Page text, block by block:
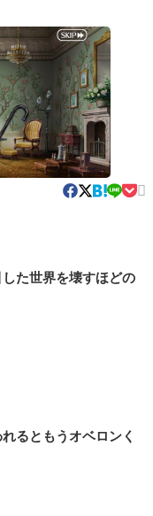

た世界を壊すほどの
るともうオベロンく